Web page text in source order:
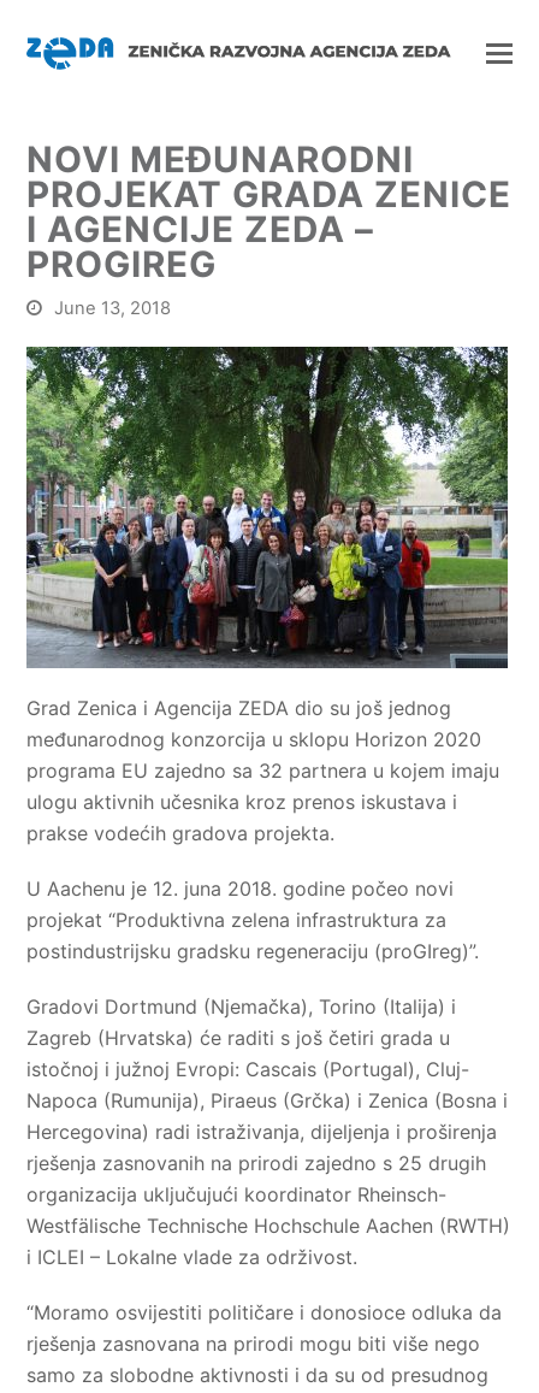
NOVI MEĐUNARODNI
PROJEKAT GRADA ZENICE
I AGENCIJE ZEDA –
PROGIREG
June 13, 2018
Grad Zenica i Agencija ZEDA dio su još jednog
međunarodnog konzorcija u sklopu Horizon 2020
programa EU zajedno sa 32 partnera u kojem imaju
ulogu aktivnih učesnika kroz prenos iskustava i
prakse vodećih gradova projekta.
U Aachenu je 12. juna 2018. godine počeo novi
projekat “Produktivna zelena infrastruktura za
postindustrijsku gradsku regeneraciju (proGIreg)”.
Gradovi Dortmund (Njemačka), Torino (Italija) i
Zagreb (Hrvatska) će raditi s još četiri grada u
istočnoj i južnoj Evropi: Cascais (Portugal), Cluj-
Napoca (Rumunija), Piraeus (Grčka) i Zenica (Bosna i
Hercegovina) radi istraživanja, dijeljenja i proširenja
rješenja zasnovanih na prirodi zajedno s 25 drugih
organizacija uključujući koordinator Rheinsch-
Westfälische Technische Hochschule Aachen (RWTH)
i ICLEI – Lokalne vlade za održivost.
“Moramo osvijestiti političare i donosioce odluka da
rješenja zasnovana na prirodi mogu biti više nego
samo za slobodne aktivnosti i da su od presudnog